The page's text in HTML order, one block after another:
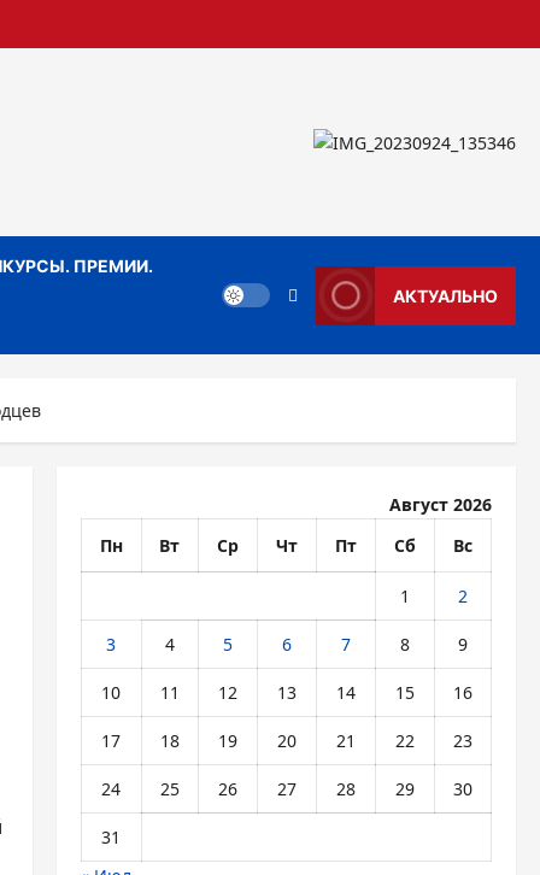
ПРЕМИИ.
АКТУАЛЬНО
Август 2026
Пн
Вт Ср Чт Пт Сб Вс
1 2
3 4 5 6 7 8 9
10 11 12 13 14 15 16
17 18 19 20 21 22 23
24 25 26 27 28 29 30
31